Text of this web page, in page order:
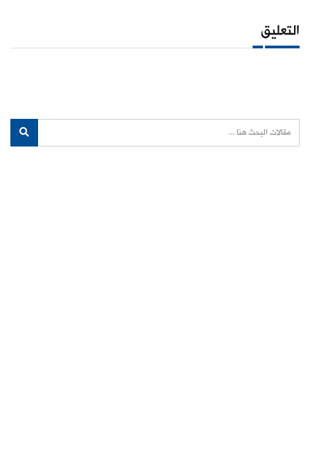
التعليق